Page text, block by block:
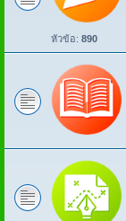
หัวข้อ: 890